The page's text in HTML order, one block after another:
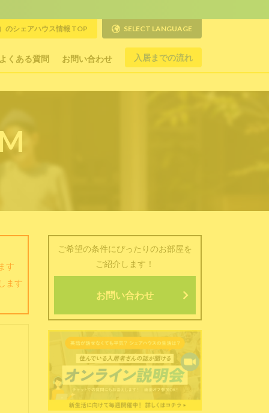
くある質問 お問い合わせ 入居までの流れ
のシェアハウス情報 TOP SELECT LANGUAGE
す
ます
ご希望の条件にぴったりのお部屋を
ご紹介します！
お問い合わせ